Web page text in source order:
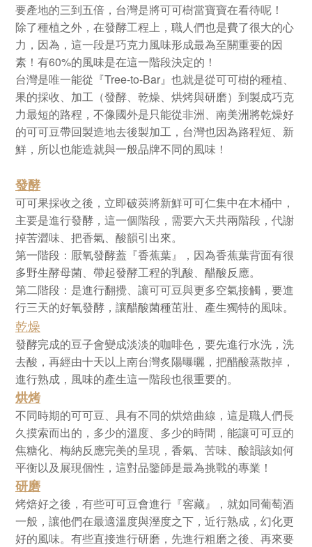
要產地的三到五倍，台灣是將可可樹當寶寶在看待呢！
除了種植之外，在發酵工程上，職人們也是費了很大的心
力，因為，這一段是巧克力風味形成最為至關重要的因
素！有60%的風味是在這一階段決定的！
台灣是唯一能從『Tree-to-Bar』也就是從可可樹的種植、
果的採收、加工（發酵、乾燥、烘烤與研磨）到製成巧克
力最短的路程，不像國外是只能從非洲、南美洲將乾燥好
的可可豆帶回製造地去後製加工，台灣也因為路程短、新
鮮，所以也能造就與一般品牌不同的風味！
發酵
可可果採收之後，立即破莢將新鮮可可仁集中在木桶中，
主要是進行發酵，這一個階段，需要六天共兩階段，代謝
掉苦澀味、把香氣、酸韻引出來。
第一階段：厭氧發酵蓋『香蕉葉』，因為香蕉葉背面有很
多野生酵母菌、帶起發酵工程的乳酸、醋酸反應。
第二階段：是進行翻攪、讓可可豆與更多空氣接觸，要進
行三天的好氧發酵，讓醋酸菌種茁壯、產生獨特的風味。
乾燥
發酵完成的豆子會變成淡淡的咖啡色，要先進行水洗，洗
去酸，再經由十天以上南台灣炙陽曝曬，把醋酸蒸散掉，
進行熟成，風味的產生這一階段也很重要的。
烘烤
不同時期的可可豆、具有不同的烘焙曲線，這是職人們長
久摸索而出的，多少的溫度、多少的時間，能讓可可豆的
焦糖化、梅納反應完美的呈現，香氣、苦味、酸韻該如何
平衡以及展現個性，這對品鑒師是最為挑戰的專業！
研磨
烤焙好之後，有些可可豆會進行『窖藏』，就如同葡萄酒
一般，讓他們在最適溫度與溼度之下，近行熟成，幻化更
好的風味。有些直接進行研磨，先進行粗磨之後、再來要